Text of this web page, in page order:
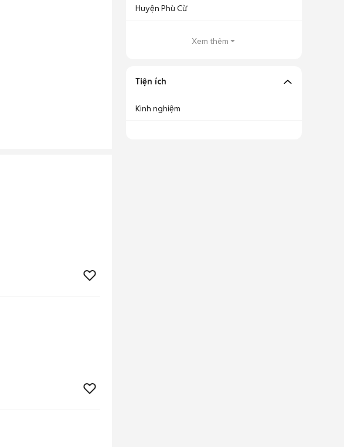
Huyện Phù Cừ
Xem thêm
Tiện ích
Kinh nghiệm